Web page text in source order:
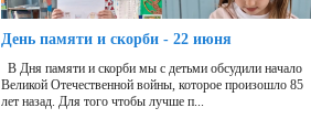
День памяти и скорби - 22 июня
В Дня памяти и скорби мы с детьми обсудили начало
Великой Отечественной войны, которое произошло 85
лет назад. Для того чтобы лучше п...